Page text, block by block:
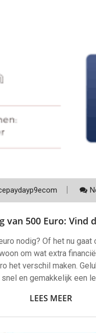
van 500 Euro: Vind
nodig? Of het nu
om wat extra
het verschil maken.
en gemakkelijk een
LEES MEER